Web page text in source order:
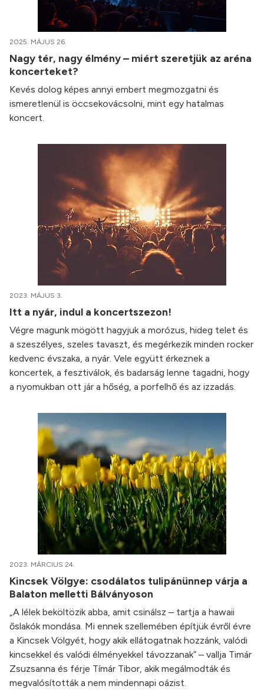
2025. MÁJUS 26.
Nagy tér, nagy élmény – miért szeretjük az aréna
koncerteket?
Kevés dolog képes annyi embert megmozgatni és
ismeretlenül is öccsekovácsolni, mint egy hatalmas
koncert.
2023. MÁJUS 3.
Itt a nyár, indul a koncertszezon!
Végre magunk mögött hagyjuk a morózus, hideg telet és
a szeszélyes, szeles tavaszt, és megérkezik minden rocker
kedvenc évszaka, a nyár. Vele együtt érkeznek a
koncertek, a fesztiválok, és badarság lenne tagadni, hogy
a nyomukban ott jár a hőség, a porfelhő és az izzadás.
2023. MÁRCIUS 24.
Kincsek Völgye: csodálatos tulipánünnep várja a
Balaton melletti Bálványoson
„A lélek beköltözik abba, amit csinálsz – tartja a hawaii
őslakók mondása. Mi ennek szellemében építjük évről évre
a Kincsek Völgyét, hogy akik ellátogatnak hozzánk, valódi
kincsekkel és valódi élményekkel távozzanak” – vallja Timár
Zsuzsanna és férje Tímár Tibor, akik megálmodták és
megvalósították a nem mindennapi oázist.